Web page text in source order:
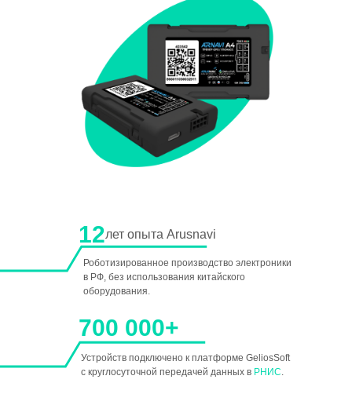
12лет опыта Arusnavi
Роботизированное производство электроники
в РФ, без использования китайского
оборудования.
700 000+
Устройств подключено к платформе GeliosSoft
с круглосуточной передачей данных в РНИС.
РНИС — это Региональная навигационно-
информационная система. В России
базе технологий ГЛОНАСС для контроля и
мониторинга транспортных средств в режиме
реального времени.